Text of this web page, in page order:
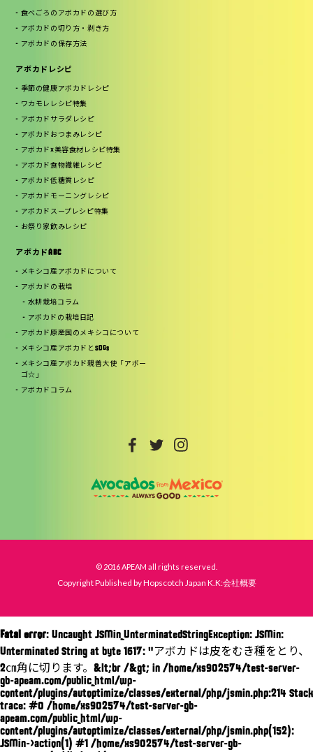
食べごろのアボカドの選び方
アボカドの切り方・剥き方
アボカドの保存方法
アボカドレシピ
季節の健康アボカドレシピ
ワカモレレシピ特集
アボカドサラダレシピ
アボカドおつまみレシピ
アボカド×美容食材レシピ特集
アボカド食物繊維レシピ
アボカド低糖質レシピ
アボカドモーニングレシピ
アボカドスープレシピ特集
お祭り家飲みレシピ
アボカドABC
メキシコ産アボカドについて
アボカドの栽培
水耕栽培コラム
アボカドの栽培日記
アボカド原産国のメキシコについて
メキシコ産アボカドとSDGs
メキシコ産アボカド親善大使「アボー
ゴ☆」
アボカドコラム
© 2016 APEAM all rights reserved.
Copyright Published by Hopscotch Japan K.K:会社概要
Fatal error: Uncaught JSMin_UnterminatedStringException: JSMin:
Unterminated String at byte 1617: "アボカドは皮をむき種をとり、
2㎝角に切ります。&lt;br /&gt; in /home/xs902574/test-server-
gb-apeam.com/public_html/wp-
content/plugins/autoptimize/classes/external/php/jsmin.php:214 Stack
trace: #0 /home/xs902574/test-server-gb-
apeam.com/public_html/wp-
content/plugins/autoptimize/classes/external/php/jsmin.php(152):
JSMin->action(1) #1 /home/xs902574/test-server-gb-